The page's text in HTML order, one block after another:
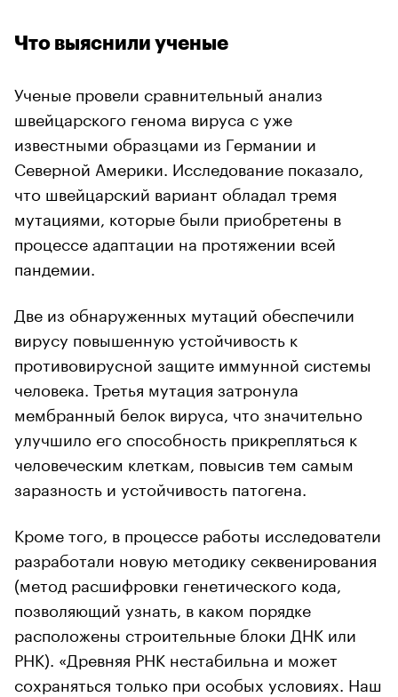
Что выяснили ученые
Ученые провели сравнительный анализ
швейцарского генома вируса с уже
известными образцами из Германии и
Северной Америки. Исследование показало,
что швейцарский вариант обладал тремя
мутациями, которые были приобретены в
процессе адаптации на протяжении всей
пандемии.
Две из обнаруженных мутаций обеспечили
вирусу повышенную устойчивость к
противовирусной защите иммунной системы
человека. Третья мутация затронула
мембранный белок вируса, что значительно
улучшило его способность прикрепляться к
человеческим клеткам, повысив тем самым
заразность и устойчивость патогена.
Кроме того, в процессе работы исследователи
разработали новую методику секвенирования
(метод расшифровки генетического кода,
позволяющий узнать, в каком порядке
расположены строительные блоки ДНК или
РНК). «Древняя РНК нестабильна и может
сохраняться только при особых условиях. Наш